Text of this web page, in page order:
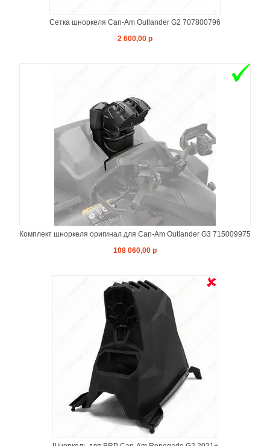
Сетка шноркеля Can-Am Outlander G2 707800796
2 600,00 р
Комплект шноркеля оригинал для Can-Am Outlander G3 715009975
108 060,00 р